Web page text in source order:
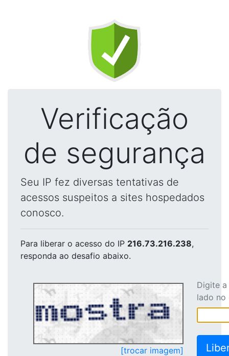
Verificação
de segurança
Seu IP fez diversas tentativas de
acessos suspeitos a sites hospedados
conosco.
Para liberar o acesso do IP 216.73.216.238,
responda ao desafio abaixo.
[trocar imagem]
Digite
lado no